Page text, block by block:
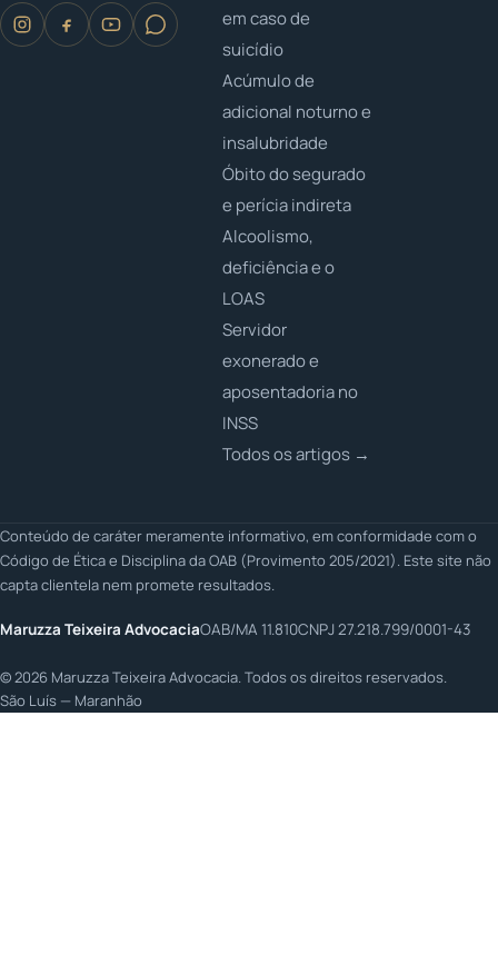
em caso de
suicídio
Acúmulo de
adicional noturno e
insalubridade
Óbito do segurado
e perícia indireta
Alcoolismo,
deficiência e o
LOAS
Servidor
exonerado e
aposentadoria no
INSS
Todos os artigos →
Conteúdo de caráter meramente informativo, em conformidade com o
Código de Ética e Disciplina da OAB (Provimento 205/2021). Este site não
capta clientela nem promete resultados.
Maruzza Teixeira AdvocaciaOAB/MA 11.810CNPJ 27.218.799/0001-43
©2026 Maruzza Teixeira Advocacia. Todos os direitos reservados.
São Luís — Maranhão